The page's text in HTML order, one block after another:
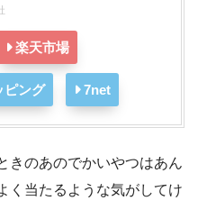
楽天市場
ピング 7net
きのあのでかいやつはあん
く当たるような気がしてけ